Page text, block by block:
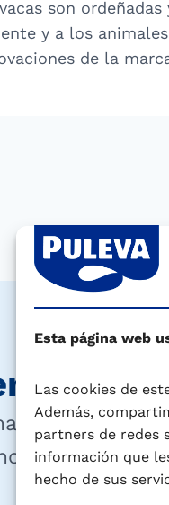
Esta página web
Las cookies de
Además,
partners de redes
información que
hecho de sus
son
y a los
de la
tu
completa y
de tu